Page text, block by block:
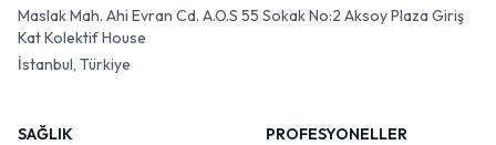
Maslak Mah. Ahi Evran Cd. A.O.S 55 Sokak No:2 Aksoy Plaza Giriş
Kat Kolektif House
İstanbul, Türkiye
SAĞLIK
PROFESYONELLER